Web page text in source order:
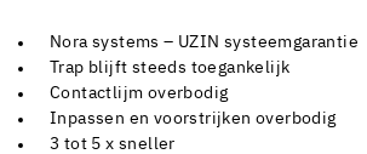
Nora systems – UZIN systeemgarantie
Trap blijft steeds toegankelijk
Contactlijm overbodig
Inpassen en voorstrijken overbodig
3 tot 5 x sneller